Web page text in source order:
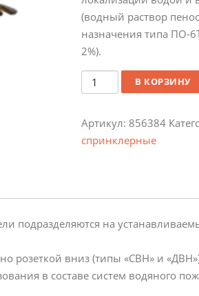
(водный раствор
назначения типа ПО-
2%).
КоличествоВ КОРЗИНУ
Артикул: 856384
спринклерные
подразделяются на
розеткой вниз (типы «СВН» и
в составе систем водяного